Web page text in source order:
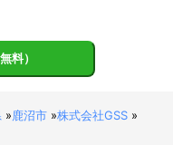
料）
»鹿沼市 »株式会社GSS »